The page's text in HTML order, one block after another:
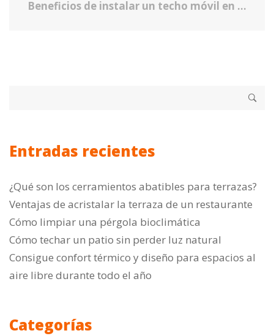
Beneficios de instalar un techo móvil en tu hogar
Entradas recientes
¿Qué son los cerramientos abatibles para terrazas?
Ventajas de acristalar la terraza de un restaurante
Cómo limpiar una pérgola bioclimática
Cómo techar un patio sin perder luz natural
Consigue confort térmico y diseño para espacios al
aire libre durante todo el año
Categorías